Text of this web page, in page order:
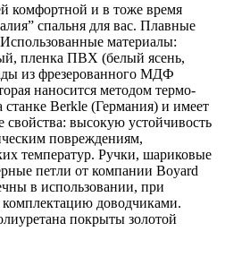
комфортной и в тоже время
спальня для вас. Плавные
материалы:
пленка ПВХ (белый ясень,
из фрезерованного МДФ
наносится методом термо-
станке Berkle (Германия) и имеет
высокую устойчивость
повреждениям,
температур. Ручки, шариковые
петли от компании Boyard
в использовании, при
доводчиками.
покрыты золотой